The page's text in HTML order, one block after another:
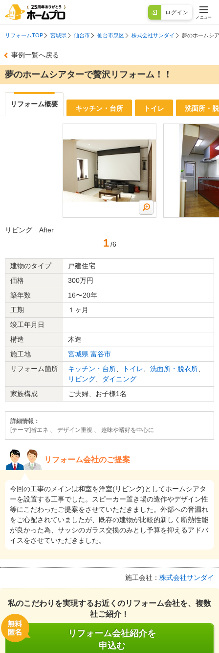
ログイン
メニュー
リフォームTOP 宮城県 仙台市 仙台市泉区 株式会社サンダイ 夢のホームシ
事例一覧へ戻る
夢のホームシアターで贅沢リフォーム！！
リフォーム概要
キッチン・台所 トイレ 洗面所・
リビング After
1 /6
建物のタイプ
戸建住宅
価格
300万円
築年数
16〜20年
工期
１ヶ月
竣工年月日
構造
木造
施工地
宮城県 富谷市
リフォーム箇所
キッチン・台所 トイレ 洗面所・脱衣所
リビング
ダイニング
家族構成
ご夫婦、お子様1名
詳細情報：
[テーマ]省エネ 、 デザイン重視 、 趣味や嗜好を中心に
リフォーム会社のご提案
今回の工事のメインは和室を洋室(リビング)としてホームシアタ
ーを設置する工事でした。スピーカー置き場の造作やデザイン性
等にこだわったご提案をさせていただきました。外部への音漏れ
をご心配されていましたが、既存の建物が比較的新しく断熱性能
が良かった為、サッシのガラス交換のみとし予算を抑えるアドバ
イスをさせていただきました。
施工会社： 株式会社サンダイ
私のこだわりを実現するお近くのリフォーム会社を、複数
社ご紹介！
リフォーム会社紹介を
申込む